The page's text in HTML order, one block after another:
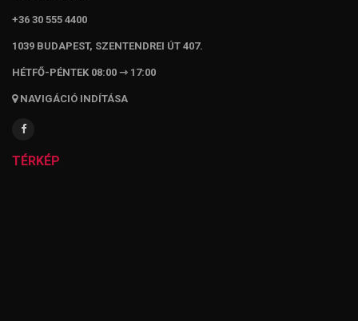
+36 30 555 4400
1039 BUDAPEST, SZENTENDREI ÚT 407.
HÉTFŐ-PÉNTEK 08:00 ⇾ 17:00
NAVIGÁCIÓ INDÍTÁSA
TÉRKÉP